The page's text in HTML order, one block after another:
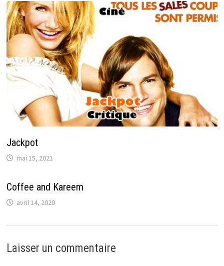
Jackpot
mai 15, 2021
Coffee and Kareem
avril 14, 2020
Laisser un commentaire